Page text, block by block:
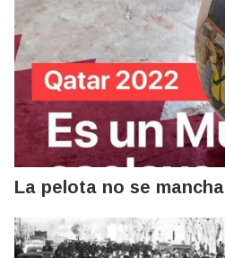
La pelota no se mancha